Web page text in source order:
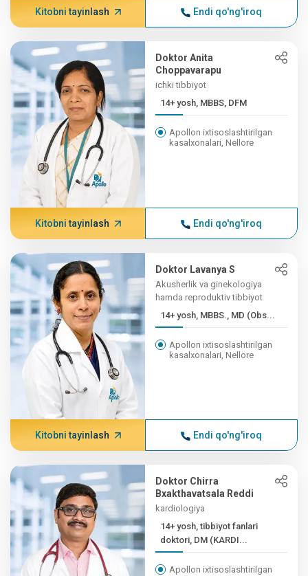
Kitobni tayinlash Endi qo'ng'iroq
Doktor Anita
Choppavarapu
ichki tibbiyot
14+ yosh, MBBS, DFM
Apollon ixtisoslashtirilgan
kasalxonalari, Nellore
Kitobni tayinlash Endi qo'ng'iroq
Doktor Lavanya S
Akusherlik va ginekologiya
hamda reproduktiv tibbiyot
14+ yosh, MBBS., MD (Obs...
Apollon ixtisoslashtirilgan
kasalxonalari, Nellore
Kitobni tayinlash Endi qo'ng'iroq
Doktor Chirra
Bxakthavatsala Reddi
kardiologiya
14+ yosh, tibbiyot fanlari
doktori, DM (KARDI...
Apollon ixtisoslashtirilgan